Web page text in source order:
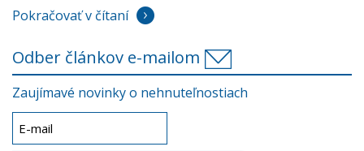
Pokračovať v čítaní
Odber článkov e-mailom
Zaujímavé novinky o nehnuteľnostiach